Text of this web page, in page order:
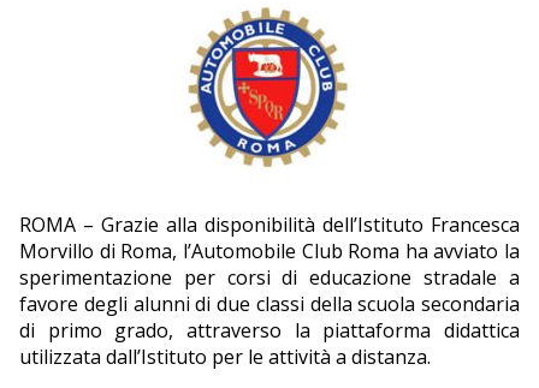
ROMA – Grazie alla disponibilità dell’Istituto Francesca
Morvillo di Roma, l’Automobile Club Roma ha avviato la
sperimentazione per corsi di educazione stradale a
favore degli alunni di due classi della scuola secondaria
di primo grado, attraverso la piattaforma didattica
utilizzata dall’Istituto per le attività a distanza.